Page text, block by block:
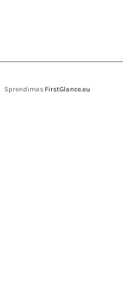
Sprendimas FirstGlance.eu